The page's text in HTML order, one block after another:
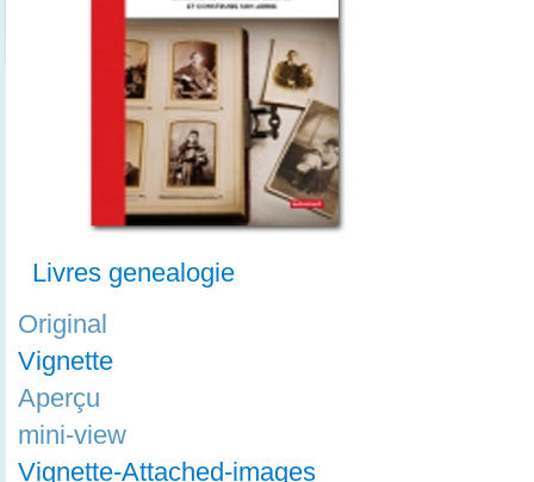
Livres genealogie
Original
Vignette
Aperçu
mini-view
Vignette-Attached-images